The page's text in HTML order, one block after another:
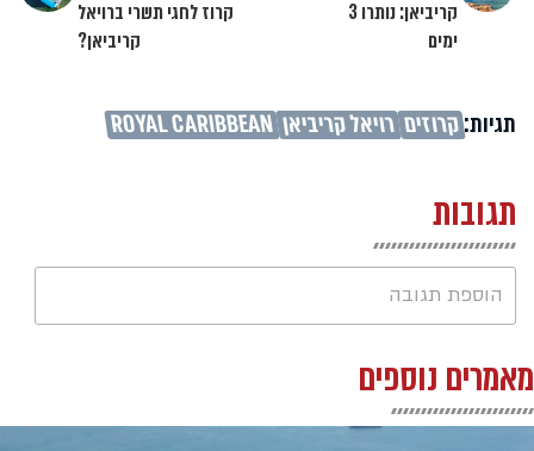
קריביאן: נותרו 3
ימים
קרוז לחגי תשרי ברויאל
קריביאן?
תגיות:קרוזים רויאל קריביאן ROYAL CARIBBEAN
תגובות
הוספת תגובה
מאמרים נוספים